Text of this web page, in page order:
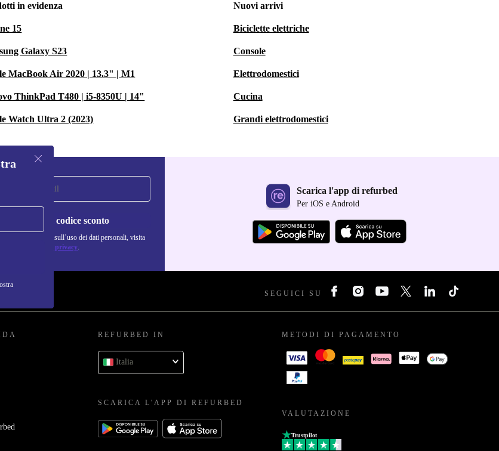
in evidenza
15
Galaxy S23
MacBook Air 2020 | 13.3" | M1
ThinkPad T480 | i5-8350U | 14"
Watch Ultra 2 (2023)
Nuovi arrivi
Biciclette elettriche
Console
Elettrodomestici
Cucina
Grandi elettrodomestici
Richiedi codice sconto
informazioni sull’uso dei dati personali, visita
Normativa sulla privacy.
Scarica l'app di refurbed
Per iOS e Android
SEGUICI SU
REFURBED IN
Italia
SCARICA L'APP DI REFURBED
METODI DI PAGAMENTO
VALUTAZIONE
Trustpilot